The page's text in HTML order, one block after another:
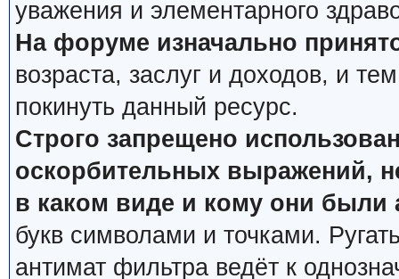
уважения и элементарного
На форуме изначально
возраста, заслуг и доходов, и
покинуть данный ресурс.
Строго запрещено
оскорбительных выражений,
в каком виде и кому они были
букв символами и точками.
антимат фильтра ведёт к